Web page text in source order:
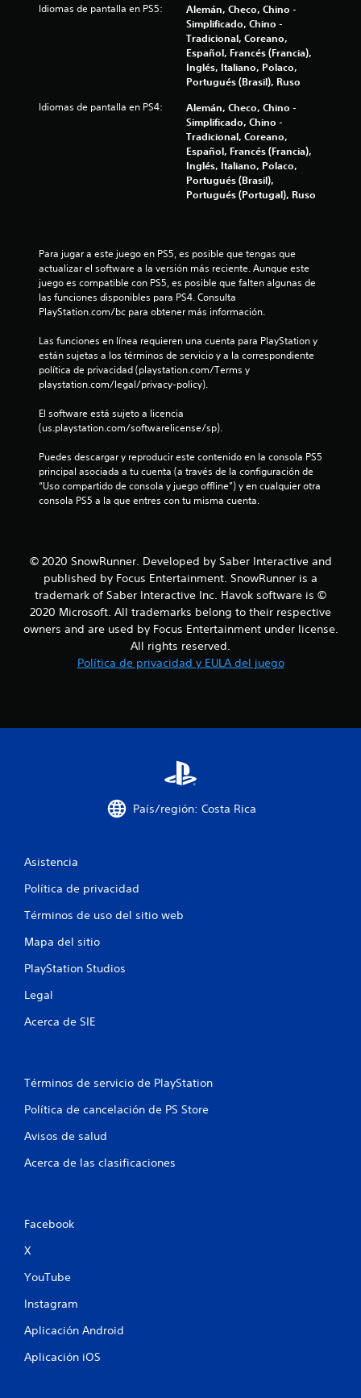
a
s
d
e
i
n
o
e
t
l
a
e
n
u
n
t
Idiomas de pantalla en PS5:
Alemán, Checo, Chino -
Simplificado, Chino -
Tradicional, Coreano,
Español, Francés (Francia),
Inglés, Italiano, Polaco,
Portugués (Brasil), Ruso
Idiomas de pantalla en PS4:
Alemán, Checo, Chino -
Simplificado, Chino -
Tradicional, Coreano,
Español, Francés (Francia),
Inglés, Italiano, Polaco,
Portugués (Brasil),
Portugués (Portugal), Ruso
Para jugar a este juego en PS5, es posible que tengas que
actualizar el software a la versión más reciente. Aunque este
juego es compatible con PS5, es posible que falten algunas de
las funciones disponibles para PS4. Consulta
PlayStation.com/bc para obtener más información.
Las funciones en línea requieren una cuenta para PlayStation y
están sujetas a los términos de servicio y a la correspondiente
política de privacidad (playstation.com/Terms y
playstation.com/legal/privacy-policy).
El software está sujeto a licencia
(us.playstation.com/softwarelicense/sp).
Puedes descargar y reproducir este contenido en la consola PS5
principal asociada a tu cuenta (a través de la configuración de
“Uso compartido de consola y juego offline”) y en cualquier otra
consola PS5 a la que entres con tu misma cuenta.
© 2020 SnowRunner. Developed by Saber Interactive and
published by Focus Entertainment. SnowRunner is a
trademark of Saber Interactive Inc. Havok software is ©
2020 Microsoft. All trademarks belong to their respective
owners and are used by Focus Entertainment under license.
All rights reserved.
Política de privacidad y EULA del juego
País/región: Costa Rica
Asistencia
Política de privacidad
Términos de uso del sitio web
Mapa del sitio
PlayStation Studios
Legal
Acerca de SIE
Términos de servicio de PlayStation
Política de cancelación de PS Store
Avisos de salud
Acerca de las clasificaciones
Facebook
X
YouTube
Instagram
Aplicación Android
Aplicación iOS